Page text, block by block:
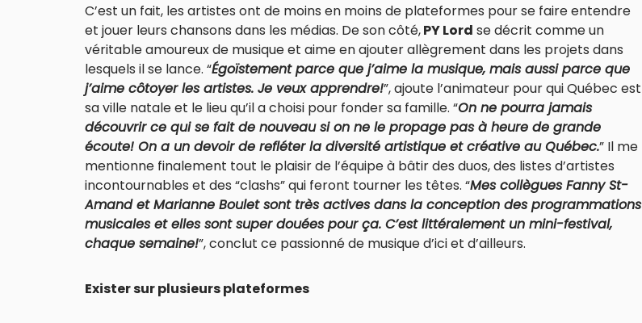
C’est un fait, les artistes ont de moins en moins de plateformes pour se faire entendre
et jouer leurs chansons dans les médias. De son côté,PY Lord se décrit comme un
véritable amoureux de musique et aime en ajouter allègrement dans les projets dans
lesquels il se lance. “Égoïstement parce que j’aime la musique, mais aussi parce que
j’aime côtoyer les artistes. Je veux apprendre!”, ajoute l’animateur pour qui Québec est
sa ville natale et le lieu qu’il a choisi pour fonder sa famille. “On ne pourra jamais
découvrir ce qui se fait de nouveau si on ne le propage pas à heure de grande
écoute! On a un devoir de refléter la diversité artistique et créative au Québec.” Il me
mentionne finalement tout le plaisir de l’équipe à bâtir des duos, des listes d’artistes
incontournables et des “clashs” qui feront tourner les têtes. “Mes collègues Fanny St-
Amand et Marianne Boulet sont très actives dans la conception des programmations
musicales et elles sont super douées pour ça. C’est littéralement un mini-festival,
chaque semaine!”, conclut ce passionné de musique d’ici et d’ailleurs.
Exister sur plusieurs plateformes